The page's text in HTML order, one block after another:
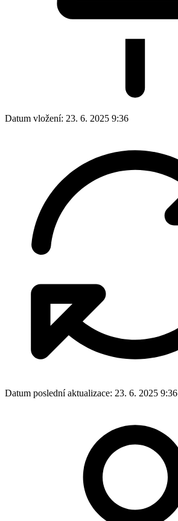
Datum vložení: 23. 6. 2025 9:36
Datum poslední aktualizace: 23. 6. 2025 9:36